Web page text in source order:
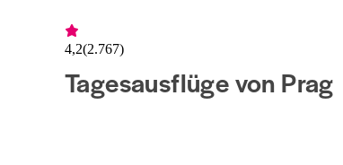
4,2(2.767)
Tagesausflüge von Prag